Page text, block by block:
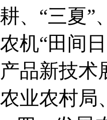
耕、“三夏”
农机“田间
产品新技术
农业农村局